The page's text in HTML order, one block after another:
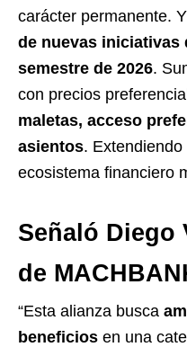
carácter permanente.
de nuevas iniciativas
semestre de 2026.
con precios
maletas, acceso
asientos.
ecosistema financiero
Señaló Diego
de
“Esta alianza busca
beneficios en una